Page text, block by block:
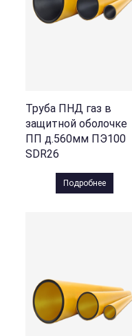
Труба ПНД газ в
защитной оболочке
ПП д.560мм ПЭ100
SDR26
Подробнее